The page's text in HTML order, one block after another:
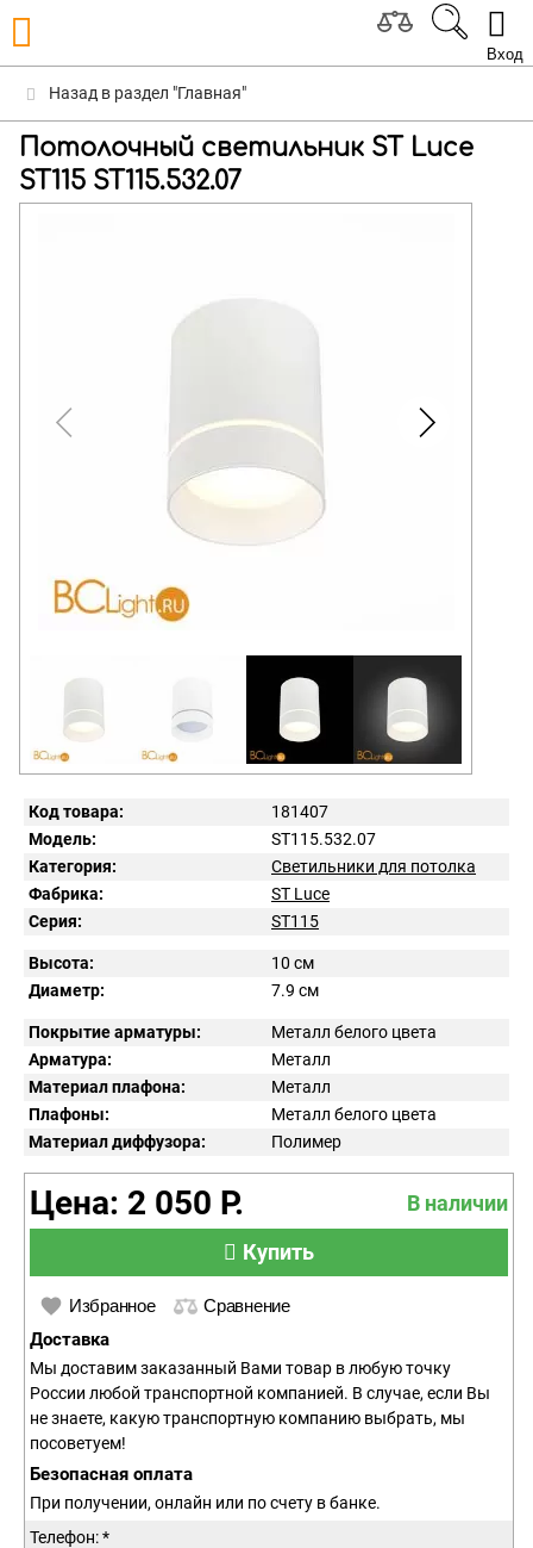
Вход
Назад в раздел "Главная"
Потолочный светильник ST Luce
ST115 ST115.532.07
Код товара:
181407
Модель:
ST115.532.07
Категория:
Светильники для потолка
Фабрика:
ST Luce
Серия:
ST115
Высота:
10 см
Диаметр:
7.9 см
Покрытие арматуры:
Металл белого цвета
Арматура:
Металл
Материал плафона:
Металл
Плафоны:
Металл белого цвета
Материал диффузора:
Полимер
Цена: 2 050 Р.
В наличии
Купить
Избранное Сравнение
Доставка
Мы доставим заказанный Вами товар в любую точку
России любой транспортной компанией. В случае, если Вы
не знаете, какую транспортную компанию выбрать, мы
посоветуем!
Безопасная оплата
При получении, онлайн или по счету в банке.
Телефон: *